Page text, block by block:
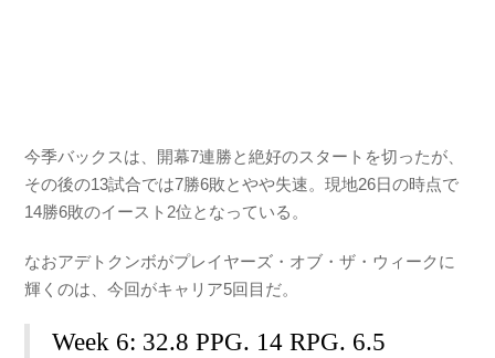
今季バックスは、開幕7連勝と絶好のスタートを切ったが、
その後の13試合では7勝6敗とやや失速。現地26日の時点で
14勝6敗のイースト2位となっている。
なおアデトクンボがプレイヤーズ・オブ・ザ・ウィークに
輝くのは、今回がキャリア5回目だ。
Week 6: 32.8 PPG. 14 RPG. 6.5